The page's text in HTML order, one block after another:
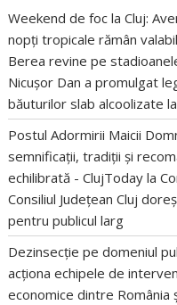
Weekend de foc la Cluj:
nopți tropicale rămân
Berea revine pe
Nicușor Dan a promulgat
băuturilor slab alcoolizate
Postul Adormirii Maicii
semnificații, tradiții și
echilibrată - ClujToday la
Consiliul Județean Cluj
pentru publicul larg
Dezinsecție pe domeniul
acționa echipele de
economice dintre România